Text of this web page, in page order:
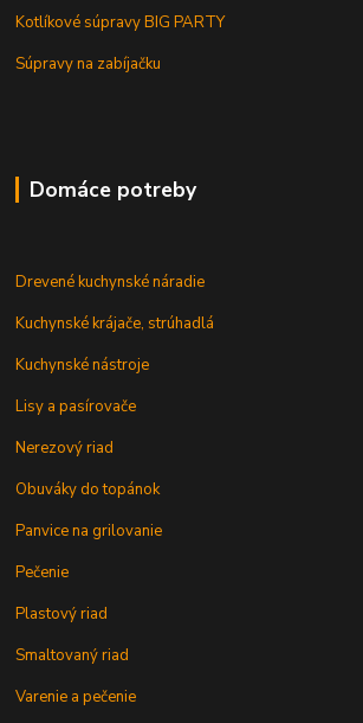
Kotlíkové súpravy BIG PARTY
Súpravy na zabíjačku
Domáce potreby
Drevené kuchynské náradie
Kuchynské krájače, strúhadlá
Kuchynské nástroje
Lisy a pasírovače
Nerezový riad
Obuváky do topánok
Panvice na grilovanie
Pečenie
Plastový riad
Smaltovaný riad
Varenie a pečenie